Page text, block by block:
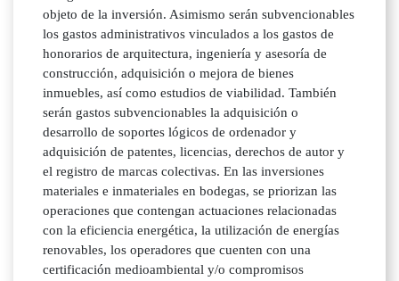
objeto de la inversión. Asimismo serán subvencionables
los gastos administrativos vinculados a los gastos de
honorarios de arquitectura, ingeniería y asesoría de
construcción, adquisición o mejora de bienes
inmuebles, así como estudios de viabilidad. También
serán gastos subvencionables la adquisición o
desarrollo de soportes lógicos de ordenador y
adquisición de patentes, licencias, derechos de autor y
el registro de marcas colectivas. En las inversiones
materiales e inmateriales en bodegas, se priorizan las
operaciones que contengan actuaciones relacionadas
con la eficiencia energética, la utilización de energías
renovables, los operadores que cuenten con una
certificación medioambiental y/o compromisos